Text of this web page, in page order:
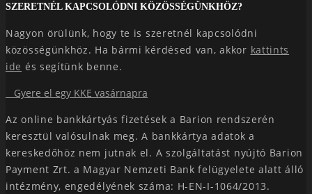
SZERETNÉL KAPCSOLÓDNI KÖZÖSSÉGÜNKHÖZ?
Nagyon örülünk, hogy te is szeretnél kapcsolódni
közösségünkhöz. Ha bármi kérdésed van, akkor kattints
ide és segítünk benne.
Gyere el egy KKE vasárnapra
Az online bankkártyás fizetések a Barion rendszerén
keresztül valósulnak meg. A bankkártya adatok a
kereskedőhöz nem jutnak el. A szolgáltatást nyújtó Barion
Payment Zrt. a Magyar Nemzeti Bank felügyelete alatt álló
intézmény, engedélyének száma: H-EN-I-1064/2013.